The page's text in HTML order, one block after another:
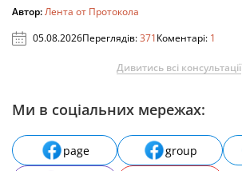
Автор:Лента от Протокола
05.08.2026Переглядів:371Коментарі: 1
Дивитись всі консультації
Ми в соціальних мережах:
page group